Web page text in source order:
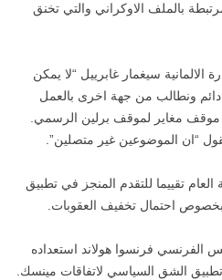
بالملف الاوكراني والتي تخنق
سيغمار غابرييل “لا يمكن
ونطالب من جهة اخرى بالعمل
مغاير لموقف برلين الرسمي.
“ان الموضوعين غير متصلين”.
تقييما للتقدم المنجز في تطبيق
احتمال تخفيف العقوبات.
الفرنسي فرنسوا هولاند استعداده
الشق السياسي لاتفاقات مينسك.